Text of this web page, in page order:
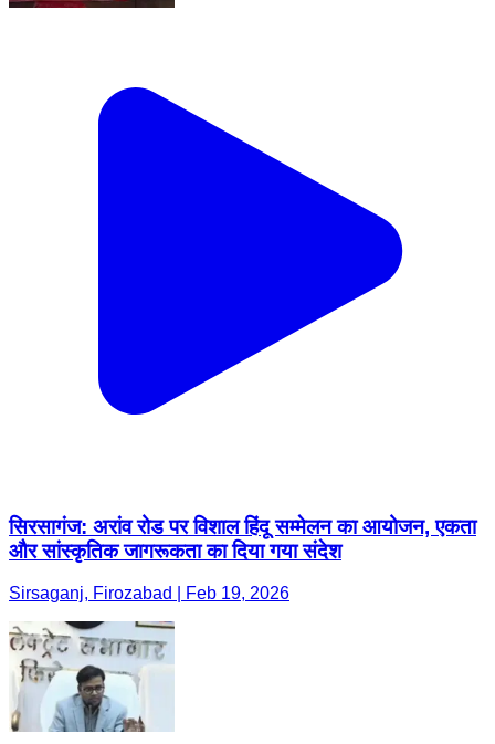
सिरसागंज: अरांव रोड पर विशाल हिंदू सम्मेलन का आयोजन, एकता
और सांस्कृतिक जागरूकता का दिया गया संदेश
Sirsaganj, Firozabad | Feb 19, 2026